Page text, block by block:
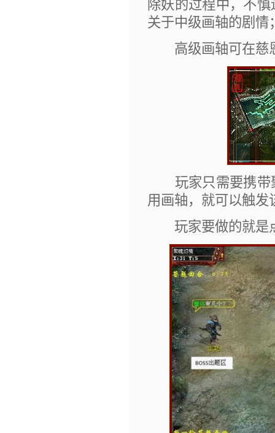
除妖的过程中，不
关于中级画轴的剧情
高级画轴可在慈恩
玩家只需要携带
用画轴，就可以触发
玩家要做的就是